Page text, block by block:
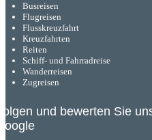
Busreisen
Flugreisen
Flusskreuzfahrt
Kreuzfahrten
Reiten
Schiff- und Fahrradreise
Wanderreisen
Zugreisen
und bewerten Sie